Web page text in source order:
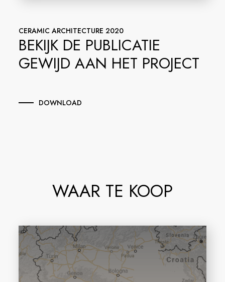
CERAMIC ARCHITECTURE 2020
BEKIJK DE PUBLICATIE
GEWIJD AAN HET PROJECT
DOWNLOAD
WAAR TE KOOP